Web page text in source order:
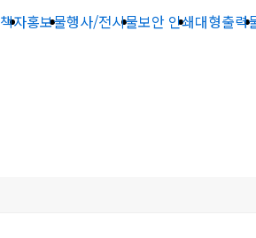
책자홍보물행사/전시물보안 인쇄대형출력